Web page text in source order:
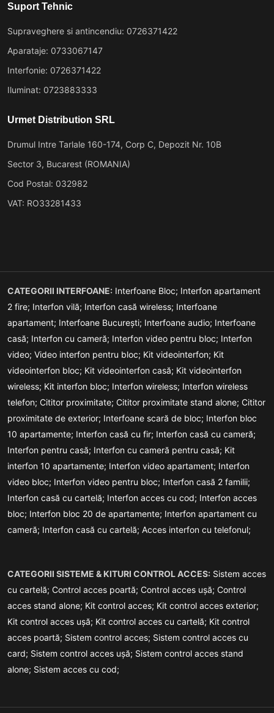
Suport Tehnic
Supraveghere si antincendiu: 0726371422
Aparataje: 0733067147
Interfonie: 0726371422
Iluminat: 0723883333
Urmet Distribution SRL
Drumul Intre Tarlale 160-174, Corp C, Depozit Nr. 10B
Sector 3, Bucarest (ROMANIA)
Cod Postal: 032982
VAT: RO33281433
CATEGORII INTERFOANE: Interfoane Bloc; Interfon apartament
2 fire; Interfon vilă; Interfon casă wireless; Interfoane
apartament; Interfoane București; Interfoane audio; Interfoane
casă; Interfon cu cameră; Interfon video pentru bloc; Interfon
video; Video interfon pentru bloc; Kit videointerfon; Kit
videointerfon bloc; Kit videointerfon casă; Kit videointerfon
wireless; Kit interfon bloc; Interfon wireless; Interfon wireless
telefon; Cititor proximitate; Cititor proximitate stand alone; Cititor
proximitate de exterior; Interfoane scară de bloc; Interfon bloc
10 apartamente; Interfon casă cu fir; Interfon casă cu cameră;
Interfon pentru casă; Interfon cu cameră pentru casă; Kit
interfon 10 apartamente; Interfon video apartament; Interfon
video bloc; Interfon video pentru bloc; Interfon casă 2 familii;
Interfon casă cu cartelă; Interfon acces cu cod; Interfon acces
bloc; Interfon bloc 20 de apartamente; Interfon apartament cu
cameră; Interfon casă cu cartelă; Acces interfon cu telefonul;
CATEGORII SISTEME & KITURI CONTROL ACCES: Sistem acces
cu cartelă; Control acces poartă; Control acces ușă; Control
acces stand alone; Kit control acces; Kit control acces exterior;
Kit control acces ușă; Kit control acces cu cartelă; Kit control
acces poartă; Sistem control acces; Sistem control acces cu
card; Sistem control acces ușă; Sistem control acces stand
alone; Sistem acces cu cod;